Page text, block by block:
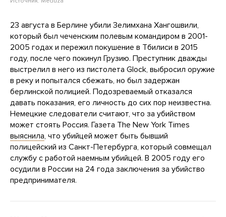
23 августа в Берлине убили Зелимхана Хангошвили,
который был чеченским полевым командиром в 2001-
2005 годах и пережил покушение в Тбилиси в 2015
году, после чего покинул Грузию. Преступник дважды
выстрелил в него из пистолета Glock, выбросил оружие
в реку и попытался сбежать, но был задержан
берлинской полицией. Подозреваемый отказался
давать показания, его личность до сих пор неизвестна.
Немецкие следователи считают, что за убийством
может стоять Россия. Газета The New York Times
выяснила, что убийцей может быть бывший
полицейский из Санкт-Петербурга, который совмещал
службу с работой наемным убийцей. В 2005 году его
осудили в России на 24 года заключения за убийство
предпринимателя.